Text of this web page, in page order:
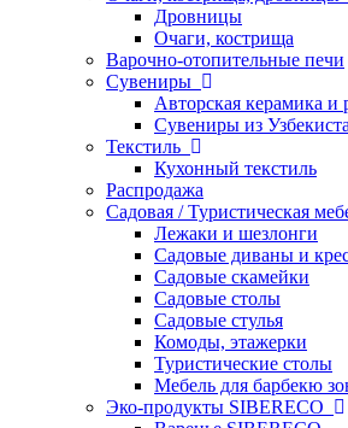
Дровницы
Очаги, кострища
Варочно-отопительные печи
Сувениры
Авторская керамика и
Сувениры из
Текстиль
Кухонный текстиль
Распродажа
Садовая / Туристическая
Лежаки и шезлонги
Садовые диваны и
Садовые скамейки
Садовые столы
Садовые стулья
Комоды, этажерки
Туристические столы
Мебель для барбекю
Эко-продукты SIBERECO